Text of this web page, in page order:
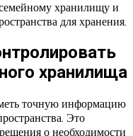
хранилищу и
для хранения.
хранилища
точную информацию
Это
о необходимости